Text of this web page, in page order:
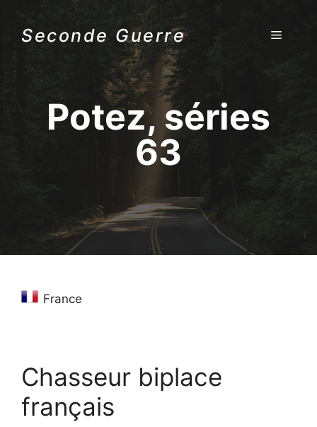
Aller
contenuSeconde Guerre MENU
Potez, séries
63
France
Chasseur biplace
français